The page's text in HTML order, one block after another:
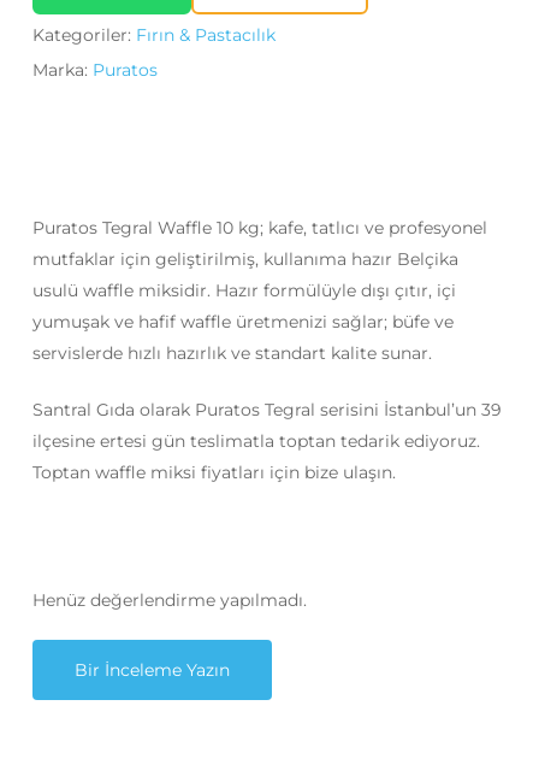
Kategoriler: Fırın & Pastacılık
Marka: Puratos
Puratos Tegral Waffle 10 kg; kafe, tatlıcı ve profesyonel
mutfaklar için geliştirilmiş, kullanıma hazır Belçika
usulü waffle miksidir. Hazır formülüyle dışı çıtır, içi
yumuşak ve hafif waffle üretmenizi sağlar; büfe ve
servislerde hızlı hazırlık ve standart kalite sunar.
Santral Gıda olarak Puratos Tegral serisini İstanbul’un 39
ilçesine ertesi gün teslimatla toptan tedarik ediyoruz.
Toptan waffle miksi fiyatları için bize ulaşın.
Henüz değerlendirme yapılmadı.
Bir İnceleme Yazın